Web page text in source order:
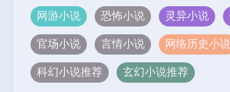
网游小说 恐怖小说 灵异小说
官场小说 言情小说 网络历史小说
科幻小说推荐 玄幻小说推荐